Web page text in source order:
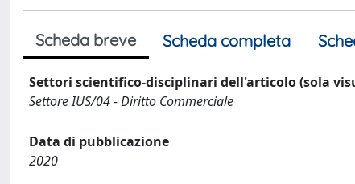
Scheda breve Scheda completa
Settori scientifico-disciplinari dell'articolo (sola
Settore IUS/04 - Diritto Commerciale
Data di pubblicazione
2020